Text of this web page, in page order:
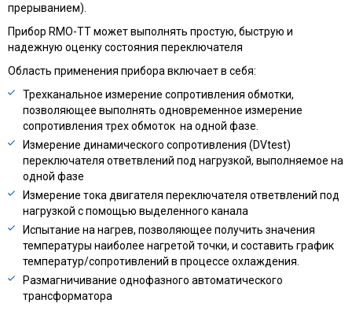
прерыванием).
Прибор RMO-TT может выполнять простую, быструю и
надежную оценку состояния переключателя
Область применения прибора включает в себя:
Трехканальное измерение сопротивления обмотки,
позволяющее выполнять одновременное измерение
сопротивления трех обмоток на одной фазе.
Измерение динамического сопротивления (DVtest)
переключателя ответвлений под нагрузкой, выполняемое на
одной фазе
Измерение тока двигателя переключателя ответвлений под
нагрузкой с помощью выделенного канала
Испытание на нагрев, позволяющее получить значения
температуры наиболее нагретой точки, и составить график
температур/сопротивлений в процессе охлаждения.
Размагничивание однофазного автоматического
трансформатора